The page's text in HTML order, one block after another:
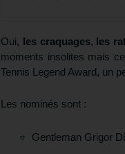
Oui, les craquages, les
moments insolites mais
Tennis Legend Award, un
Les nominés sont :
Gentleman Grigor